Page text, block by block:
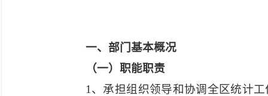
一、部门基本概况
（一）职能职责
1、承担组织领导和协调全区统计